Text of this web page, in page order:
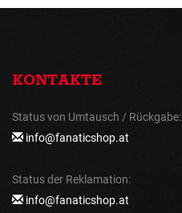
KONTAKTE
Status von Umtausch / Rückgabe:
info@fanaticshop.at
Status der Reklamation:
info@fanaticshop.at